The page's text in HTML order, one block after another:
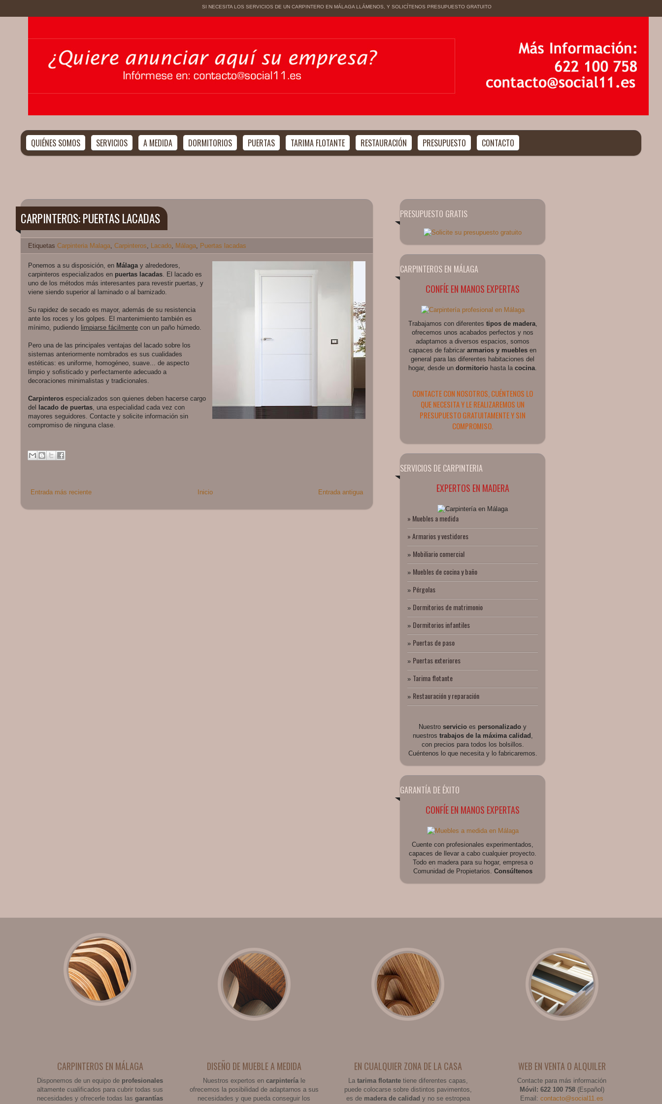
SI NECESITA LOS SERVICIOS DE UN CARPINTERO EN MÁLAGA LLÁMENOS, Y SOLICÍTENOS PRESUPUESTO GRATUITO
QUIÉNES SOMOS SERVICIOS A MEDIDA DORMITORIOS PUERTAS TARIMA FLOTANTE RESTAURACIÓN PRESUPUESTO CONTACTO
CARPINTEROS: PUERTAS LACADAS
Etiquetas Carpinteria Malaga, Carpinteros, Lacado, Málaga, Puertas lacadas
Ponemos a su disposición, en Málagay alrededores,
carpinteros especializados en puertas lacadas. El lacado es
uno de los métodos más interesantes para revestir puertas, y
viene siendo superior al laminado o al barnizado.
Su rapidez de secado es mayor, además de su resistencia
ante los roces y los golpes. El mantenimiento también es
mínimo, pudiendo limpiarse fácilmente con un paño húmedo.
Pero una de las principales ventajas del lacado sobre los
sistemas anteriormente nombrados es sus cualidades
estéticas: es uniforme, homogéneo, suave... de aspecto
limpio y sofisticado y perfectamente adecuado a
decoraciones minimalistas y tradicionales.
Carpinteros especializados son quienes deben hacerse cargo
del
lacado de puertas, una especialidad cada vez con
mayores seguidores. Contacte y solicite información sin
compromiso de ninguna clase.
Entrada más reciente Inicio Entrada antigua
PRESUPUESTO GRATIS
CARPINTEROS EN MÁLAGA
CONFÍE EN MANOS EXPERTAS
Trabajamos con diferentes tipos de madera,
ofrecemos unos acabados perfectos y nos
adaptamos a diversos espacios, somos
capaces de fabricar armarios y muebles en
general para las diferentes habitaciones del
hogar, desde un dormitorio hasta la cocina.
CONTACTE CON NOSOTROS, CUÉNTENOS LO
QUE NECESITA Y LE REALIZAREMOS UN
PRESUPUESTO GRATUITAMENTE Y SIN
COMPROMISO.
SERVICIOS DE CARPINTERIA
EXPERTOS EN MADERA
» Muebles a medida
» Armarios y vestidores
» Mobiliario comercial
» Muebles de cocina y baño
» Pérgolas
» Dormitorios de matrimonio
» Dormitorios infantiles
» Puertas de paso
» Puertas exteriores
» Tarima flotante
» Restauración y reparación
Nuestro servicio es personalizado y
nuestros trabajos de la máxima calidad ,
con precios para todos los bolsillos.
Cuéntenos lo que necesita y lo fabricaremos.
GARANTÍA DE ÉXITO
CONFÍE EN MANOS EXPERTAS
Cuente con profesionales experimentados,
capaces de llevar a cabo cualquier proyecto.
Todo en madera para su hogar, empresa o
Comunidad de Propietarios. Consúltenos
CARPINTEROS EN MÁLAGA
Disponemos de un equipo de profesionales
altamente cualificados para cubrir todas sus
necesidades y ofrecerle todas lasgarantías
DISEÑO DE MUEBLE A MEDIDA
Nuestros expertos en carpinteríale
ofrecemos la posibilidad de adaptarnos a sus
necesidades y que pueda conseguir los
EN CUALQUIER ZONA DE LA CASA
La tarima flotantetiene diferentes capas,
puede colocarse sobre distintos pavimentos,
es de madera de calidad y no se estropea
WEB EN VENTA O ALQUILER
Contacte para más información
Móvil: 622 100 758(Español)
Email:contacto@social11.es